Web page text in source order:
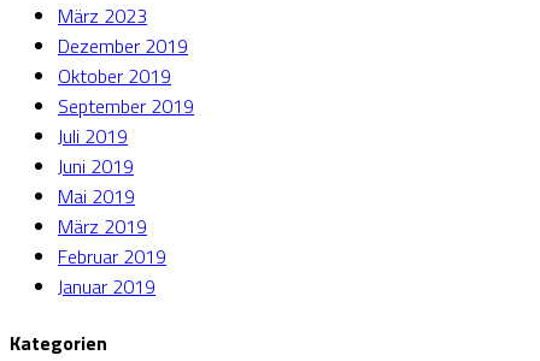
März 2023
Dezember 2019
Oktober 2019
September 2019
Juli 2019
Juni 2019
Mai 2019
März 2019
Februar 2019
Januar 2019
Kategorien